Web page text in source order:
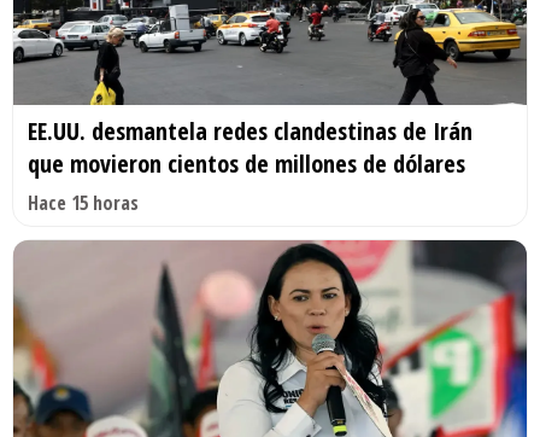
EE.UU. desmantela redes clandestinas de Irán
que movieron cientos de millones de dólares
Hace 15 horas